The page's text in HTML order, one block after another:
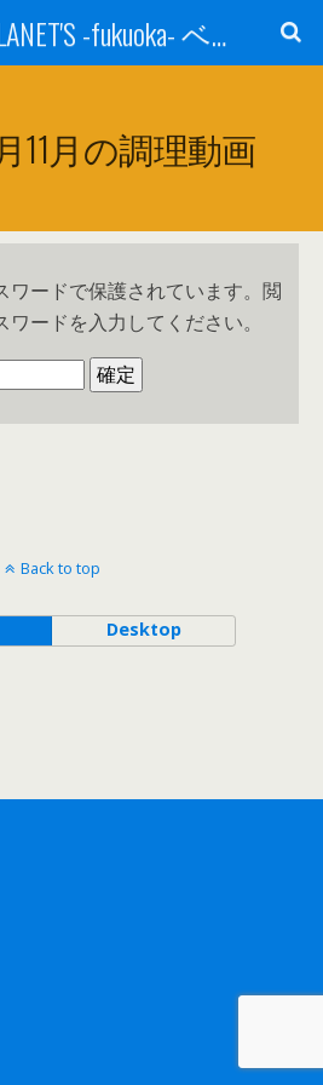
BABYFACE PLANET'S -fukuoka- ベビーフェイスプラネッツ 福岡(ベビフェ福岡)
11月の調理動画
ワードで保護されています。閲
ードを入力してください。
Back to top
Desktop